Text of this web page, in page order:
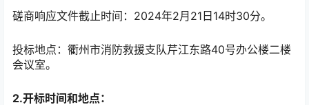
磋商响应文件截止时间：2024年2月21日14时30分。
投标地点：衢州市消防救援支队芹江东路40号办公楼二楼
会议室。
2.开标时间和地点：